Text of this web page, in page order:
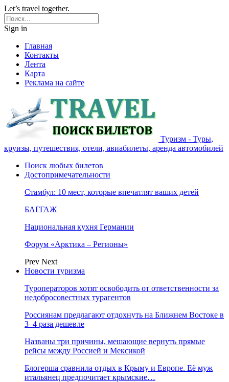
Let’s travel together.
Sign in
Главная
Контакты
Лента
Карта
Реклама на сайте
Туризм - Туры,
круизы, путешествия, отели, авиабилеты, аренда автомобилей
Поиск любых билетов
Достопримечательности
Стамбул: 10 мест, которые впечатлят ваших детей
БАГГАЖ
Национальная кухня Германии
Форум «Арктика – Регионы»
Prev Next
Новости туризма
Туроператоров хотят освободить от ответственности за
недобросовестных турагентов
Россиянам предлагают отдохнуть на Ближнем Востоке в
3–4 раза дешевле
Названы три причины, мешающие вернуть прямые
рейсы между Россией и Мексикой
Блогерша сравнила отдых в Крыму и Европе. Её муж
итальянец предпочитает крымские…